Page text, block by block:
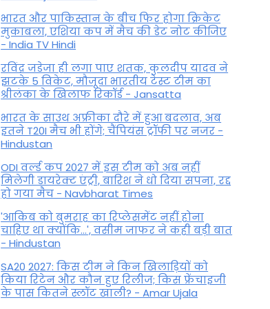
भारत और पाकिस्तान के बीच फिर होगा क्रिकेट
मुकाबला, एशिया कप में मैच की डेट नोट कीजिए
- India TV Hindi
रविंद्र जडेजा ही लगा पाए शतक, कुलदीप यादव ने
झटके 5 विकेट, मौजूदा भारतीय टेस्ट टीम का
श्रीलंका के खिलाफ रिकॉर्ड - Jansatta
भारत के साउथ अफ्रीका दौरे में हुआ बदलाव, अब
इतने T20I मैच भी होंगे; चैंपियंस ट्रॉफी पर नजर -
Hindustan
ODI वर्ल्ड कप 2027 में इस टीम को अब नहीं
मिलेगी डायरेक्ट एंट्री, बारिश ने धो दिया सपना, रद्द
हो गया मैच - Navbharat Times
'आकिब को बुमराह का रिप्लेसमेंट नहीं होना
चाहिए था क्योंकि...', वसीम जाफर ने कही बड़ी बात
- Hindustan
SA20 2027: किस टीम ने किन खिलाड़ियों को
किया रिटेन और कौन हुए रिलीज; किस फ्रेंचाइजी
के पास कितने स्लॉट खाली? - Amar Ujala